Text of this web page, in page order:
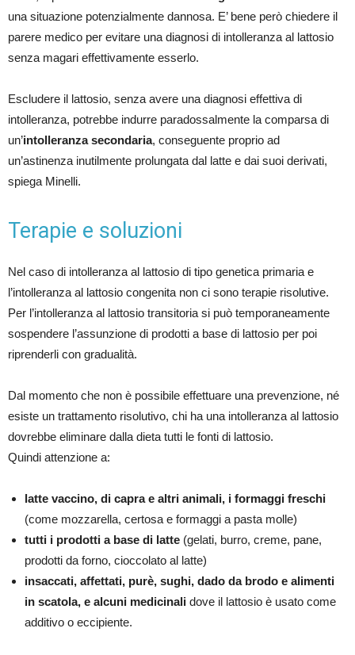
una situazione potenzialmente dannosa. E’ bene però chiedere il
parere medico per evitare una diagnosi di intolleranza al lattosio
senza magari effettivamente esserlo.
Escludere il lattosio, senza avere una diagnosi effettiva di
intolleranza, potrebbe indurre paradossalmente la comparsa di
un’intolleranza secondaria, conseguente proprio ad
un’astinenza inutilmente prolungata dal latte e dai suoi derivati,
spiega Minelli.
Terapie e soluzioni
Nel caso di intolleranza al lattosio di tipo genetica primaria e
l’intolleranza al lattosio congenita non ci sono terapie risolutive.
Per l’intolleranza al lattosio transitoria si può temporaneamente
sospendere l’assunzione di prodotti a base di lattosio per poi
riprenderli con gradualità.
Dal momento che non è possibile effettuare una prevenzione, né
esiste un trattamento risolutivo, chi ha una intolleranza al lattosio
dovrebbe eliminare dalla dieta tutti le fonti di lattosio.
Quindi attenzione a:
latte vaccino, di capra e altri animali, i formaggi freschi
(come mozzarella, certosa e formaggi a pasta molle)
tutti i prodotti a base di latte (gelati, burro, creme, pane,
prodotti da forno, cioccolato al latte)
insaccati, affettati, purè, sughi, dado da brodo e alimenti
in scatola, e alcuni medicinali dove il lattosio è usato come
additivo o eccipiente.